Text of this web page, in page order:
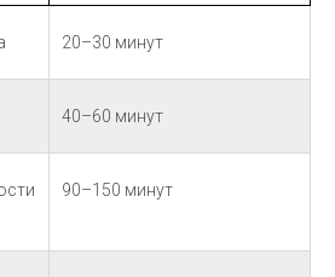
20–30 минут
40–60 минут
90–150 минут